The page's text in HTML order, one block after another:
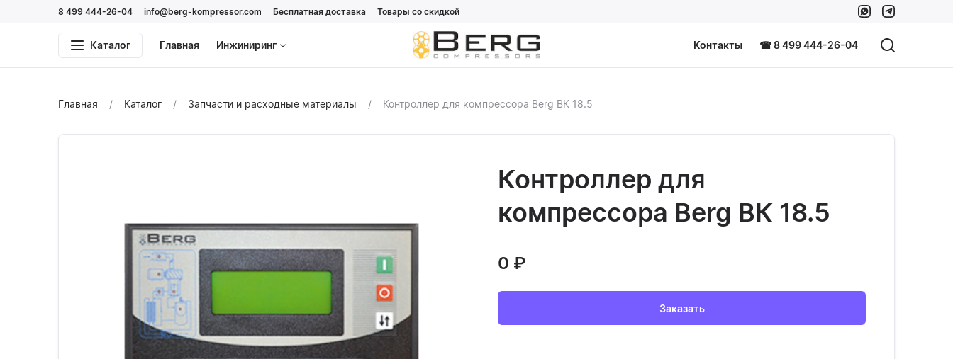
8 499 444-26-04 info@berg-kompressor.com Бесплатная доставка Товары со скидкой
Каталог Главная Инжиниринг Контакты ☎ 8 499 444-26-04
Главная Каталог Запчасти и расходные материалы Контроллер для компрессора Berg ВК 18.5
Контроллер для
компрессора Berg ВК 18.5
0 ₽
Заказать